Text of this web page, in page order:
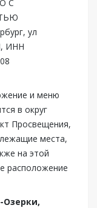
С
ул
ИНН
и меню
в округ
Просвещения,
места,
на этой
расположение
Озерки,